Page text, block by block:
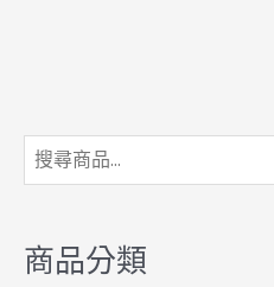
商品分類